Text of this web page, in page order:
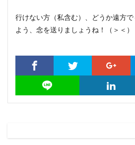
行けない方（私含む）、どうか遠方
よう、念を送りましょうね！（＞＜）